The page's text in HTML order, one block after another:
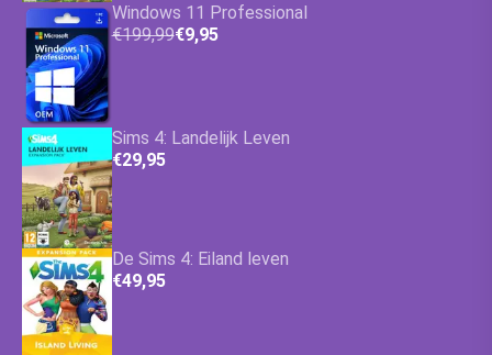
Windows 11 Professional
€199,99€9,95
Sims 4: Landelijk Leven
€29,95
De Sims 4: Eiland leven
€49,95